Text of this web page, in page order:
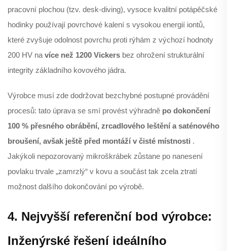
pracovní plochou (tzv. desk-diving), vysoce kvalitní potápěčské
hodinky používají povrchové kalení s vysokou energií iontů,
které zvyšuje odolnost povrchu proti rýhám z výchozí hodnoty
200 HV na více než 1200 Vickers bez ohrožení strukturální
integrity základního kovového jádra.
Výrobce musí zde dodržovat bezchybné postupné provádění
procesů: tato úprava se smí provést výhradně po dokončení
100 % přesného obrábění, zrcadlového leštění a saténového
broušení, avšak ještě před montáží v čisté místnosti .
Jakýkoli nepozorovaný mikroškrábek zůstane po nanesení
povlaku trvale „zamrzlý“ v kovu a součást tak zcela ztratí
možnost dalšího dokončování po výrobě.
4. Nejvyšší referenční bod výrobce:
Inženýrské řešení ideálního